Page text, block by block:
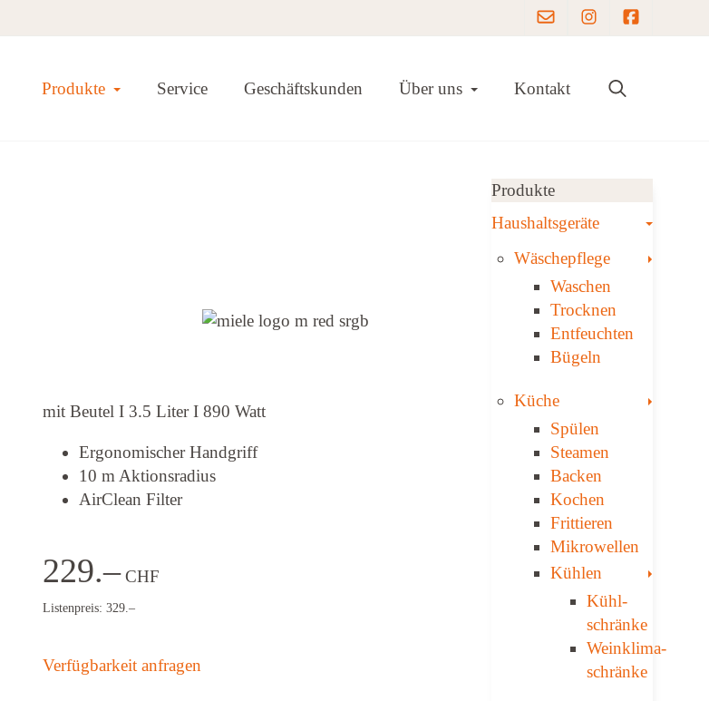
Instagram
Produkte Toggle Dropdown
Service Geschäftskunden Über uns Toggle Dropdown
Kontakt
mit Beutel I 3.5 Liter I 890 Watt
Ergonomischer Handgriff
10 m Aktionsradius
AirClean Filter
229.–CHF
Listenpreis: 329.–
Verfügbarkeit anfragen
Produkte
Haushaltsgeräte
Toggle
Wäschepflege
Waschen
Trocknen
Ent­feuch­ten
Bügeln
Küche
Spülen
Steamen
Backen
Kochen
Frittieren
Mikrowellen
Kühlen
Kühl­
schränke
Weinklima­
schränke